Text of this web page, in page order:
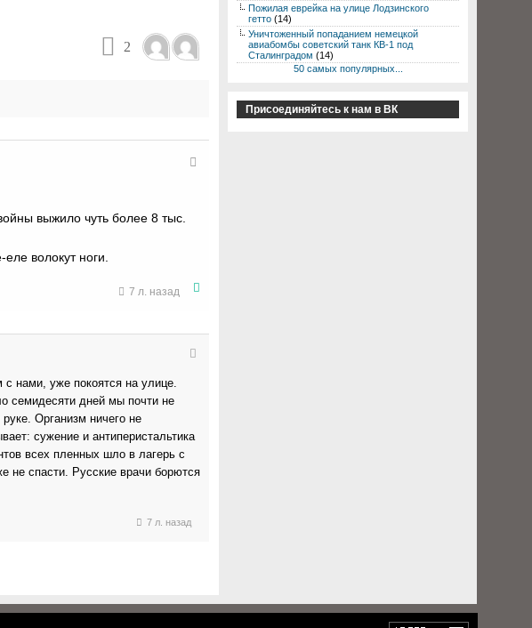
2
выжило чуть более 8 тыс.
волокут ноги.
7 л. назад
с нами, уже покоятся на улице.
семидесяти дней мы почти не
Организм ничего не
сужение и антиперистальтика
всех пленных шло в лагерь с
не спасти. Русские врачи борются
7 л. назад
Пожилая еврейка на улице Лодзинского
гетто (14)
Уничтоженный попаданием немецкой
авиабомбы советский танк КВ-1 под
Сталинградом (14)
50 самых популярных...
Присоединяйтесь к нам в ВК